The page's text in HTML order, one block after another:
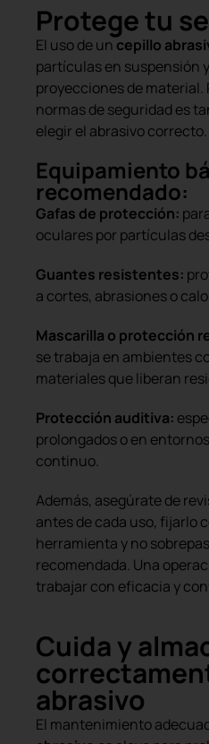
Protege tu
El uso de uncepillo
partículas en suspensión
proyecciones de material.
normas de seguridad es
elegir el abrasivo correcto.
Equipamiento
recomendado:
Gafas de protección:
oculares por partículas
Guantes resistentes:
a cortes, abrasiones o
Mascarilla o protección
se trabaja en ambientes
materiales que liberan
Protección auditiva:
prolongados o en
continuo.
Además, asegúrate de
antes de cada uso, fijarlo
herramienta y no
recomendada. Una
trabajar con eficacia y
Cuida y
abrasivo
El mantenimiento